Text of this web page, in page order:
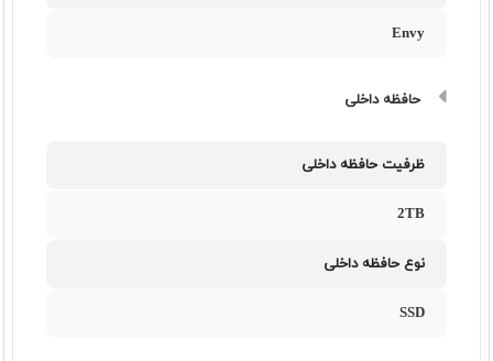
Envy
حافظه داخلی
ظرفیت حافظه داخلی
2TB
نوع حافظه داخلی
SSD